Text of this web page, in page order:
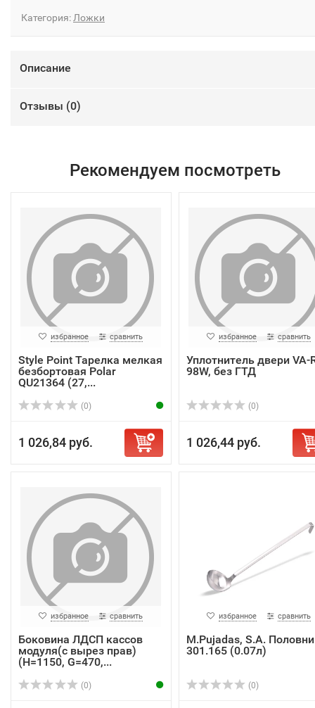
Категория: Ложки
Описание
Отзывы (0)
Рекомендуем посмотреть
избранное сравнить
Style Point Тарелка мелкая
безбортовая Polar
QU21364 (27,...
(0)
1 026,84 руб.
избранное сравнить
Уплотнитель двери VA-
98W, без ГТД
(0)
1 026,44 руб.
избранное сравнить
Боковина ЛДСП кассов
модуля(с вырез прав)
(H=1150, G=470,...
(0)
избранное сравнить
M.Pujadas, S.A.
301.165 (0.07л)
(0)